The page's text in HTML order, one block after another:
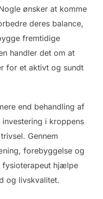
ønsker at komme
deres balance,
fremtidige
handler det om at
for et aktivt og sundt
end behandling af
i kroppens
Gennem
forebyggelse og
fysioterapeut hjælpe
og livskvalitet.